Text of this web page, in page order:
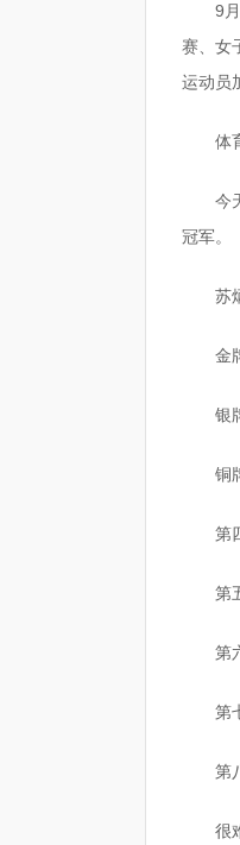
9
赛、女
运动员
体
今
冠军。
苏
金
银
铜
第
第
第
第
第
很